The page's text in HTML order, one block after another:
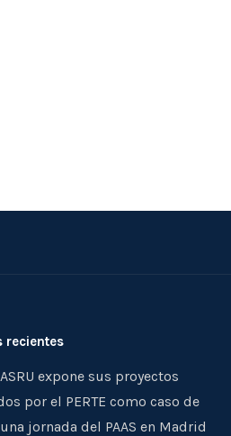
recientes
expone sus proyectos
por el PERTE como caso de
jornada del PAAS en Madrid